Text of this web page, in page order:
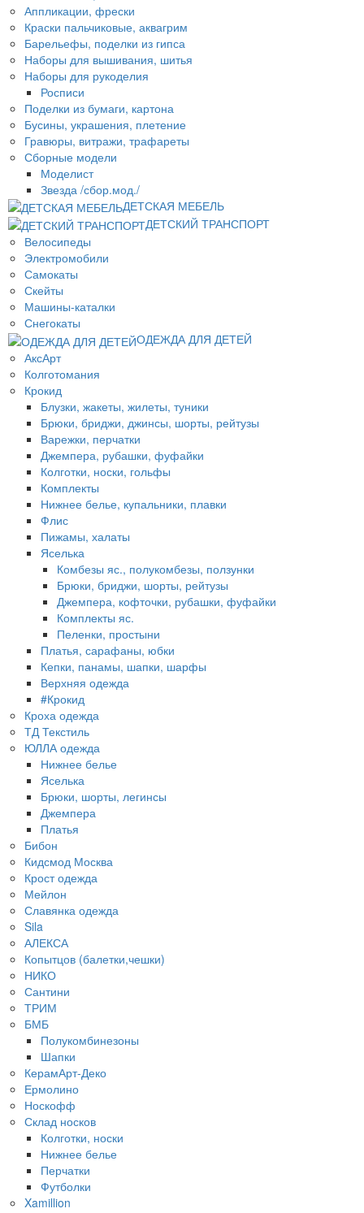
Аппликации, фрески
Краски пальчиковые, аквагрим
Барельефы, поделки из гипса
Наборы для вышивания, шитья
Наборы для рукоделия
Росписи
Поделки из бумаги, картона
Бусины, украшения, плетение
Гравюры, витражи, трафареты
Сборные модели
Моделист
Звезда /сбор.мод./
ДЕТСКАЯ МЕБЕЛЬ
ДЕТСКИЙ ТРАНСПОРТ
Велосипеды
Электромобили
Самокаты
Скейты
Машины-каталки
Снегокаты
ОДЕЖДА ДЛЯ ДЕТЕЙ
АксАрт
Колготомания
Крокид
Блузки, жакеты, жилеты, туники
Брюки, бриджи, джинсы, шорты, рейтузы
Варежки, перчатки
Джемпера, рубашки, фуфайки
Колготки, носки, гольфы
Комплекты
Нижнее белье, купальники, плавки
Флис
Пижамы, халаты
Яселька
Комбезы яс., полукомбезы, ползунки
Брюки, бриджи, шорты, рейтузы
Джемпера, кофточки, рубашки, фуфайки
Комплекты яс.
Пеленки, простыни
Платья, сарафаны, юбки
Кепки, панамы, шапки, шарфы
Верхняя одежда
#Крокид
Кроха одежда
ТД Текстиль
ЮЛЛА одежда
Нижнее белье
Яселька
Брюки, шорты, легинсы
Джемпера
Платья
Бибон
Кидсмод Москва
Крост одежда
Мейлон
Славянка одежда
Sila
АЛЕКСА
Копытцов (балетки,чешки)
НИКО
Сантини
ТРИМ
БМБ
Полукомбинезоны
Шапки
КерамАрт-Деко
Ермолино
Носкофф
Склад носков
Колготки, носки
Нижнее белье
Перчатки
Футболки
Xamillion